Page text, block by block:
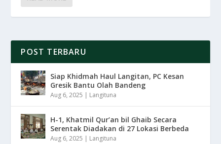
POST TERBARU
Siap Khidmah Haul Langitan, PC Kesan
Gresik Bantu Olah Bandeng
Aug 6, 2025 | Langituna
H-1, Khatmil Qur’an bil Ghaib Secara
Serentak Diadakan di 27 Lokasi Berbeda
Aug 6, 2025 | Langituna